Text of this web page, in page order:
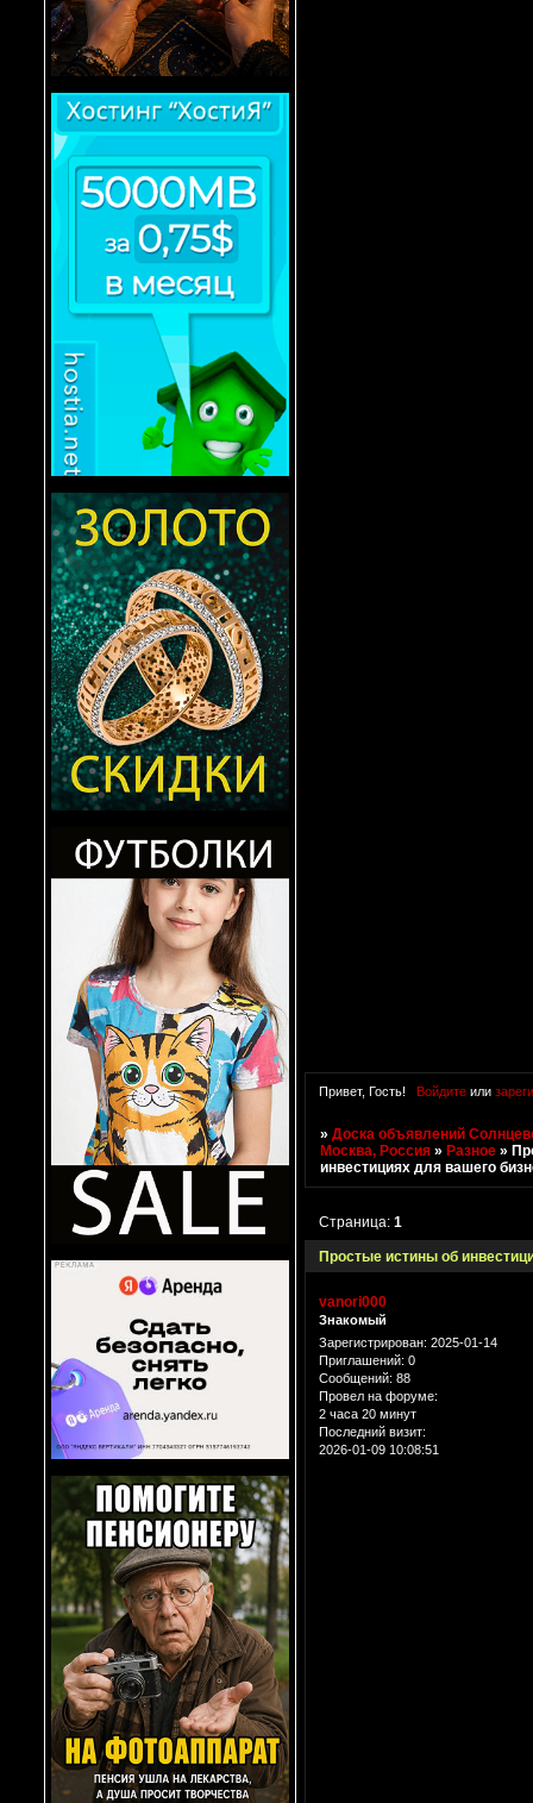
Привет, Гость! Войдитеили
»Доска объявлений
Москва, Россия »Разное »
инвестициях для вашего
Простые истины об
Страница:1
vanori000
Знакомый
Зарегистрирован: 2025-01-14
Приглашений: 0
Сообщений: 88
Провел на форуме:
2 часа 20 минут
Последний визит:
2026-01-09 10:08:51